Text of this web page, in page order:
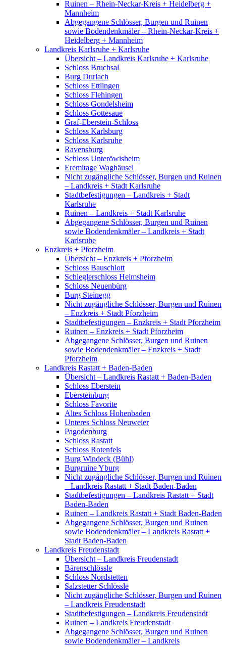
Ruinen – Rhein-Neckar-Kreis + Heidelberg +
Mannheim
Abgegangene Schlösser, Burgen und Ruinen
sowie Bodendenkmäler – Rhein-Neckar-Kreis +
Heidelberg + Mannheim
Landkreis Karlsruhe + Karlsruhe
Übersicht – Landkreis Karlsruhe + Karlsruhe
Schloss Bruchsal
Burg Durlach
Schloss Ettlingen
Schloss Flehingen
Schloss Gondelsheim
Schloss Gottesaue
Graf-Eberstein-Schloss
Schloss Karlsburg
Schloss Karlsruhe
Ravensburg
Schloss Unteröwisheim
Eremitage Waghäusel
Nicht zugängliche Schlösser, Burgen und Ruinen
– Landkreis + Stadt Karlsruhe
Stadtbefestigungen – Landkreis + Stadt
Karlsruhe
Ruinen – Landkreis + Stadt Karlsruhe
Abgegangene Schlösser, Burgen und Ruinen
sowie Bodendenkmäler – Landkreis + Stadt
Karlsruhe
Enzkreis + Pforzheim
Übersicht – Enzkreis + Pforzheim
Schloss Bauschlott
Schleglerschloss Heimsheim
Schloss Neuenbürg
Burg Steinegg
Nicht zugängliche Schlösser, Burgen und Ruinen
– Enzkreis + Stadt Pforzheim
Stadtbefestigungen – Enzkreis + Stadt Pforzheim
Ruinen – Enzkreis + Stadt Pforzheim
Abgegangene Schlösser, Burgen und Ruinen
sowie Bodendenkmäler – Enzkreis + Stadt
Pforzheim
Landkreis Rastatt + Baden-Baden
Übersicht – Landkreis Rastatt + Baden-Baden
Schloss Eberstein
Ebersteinburg
Schloss Favorite
Altes Schloss Hohenbaden
Unteres Schloss Neuweier
Pagodenburg
Schloss Rastatt
Schloss Rotenfels
Burg Windeck (Bühl)
Burgruine Yburg
Nicht zugängliche Schlösser, Burgen und Ruinen
– Landkreis Rastatt + Stadt Baden-Baden
Stadtbefestigungen – Landkreis Rastatt + Stadt
Baden-Baden
Ruinen – Landkreis Rastatt + Stadt Baden-Baden
Abgegangene Schlösser, Burgen und Ruinen
sowie Bodendenkmäler – Landkreis Rastatt +
Stadt Baden-Baden
Landkreis Freudenstadt
Übersicht – Landkreis Freudenstadt
Bärenschlössle
Schloss Nordstetten
Salzstetter Schlössle
Nicht zugängliche Schlösser, Burgen und Ruinen
– Landkreis Freudenstadt
Stadtbefestigungen – Landkreis Freudenstadt
Ruinen – Landkreis Freudenstadt
Abgegangene Schlösser, Burgen und Ruinen
sowie Bodendenkmäler – Landkreis